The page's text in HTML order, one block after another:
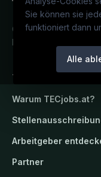
Sie können sie
funktioniert dann
Alle
Österreichs
Ein Service der
TECjobs.at
Warum TECjobs.at?
Arbeitgeber
Partner